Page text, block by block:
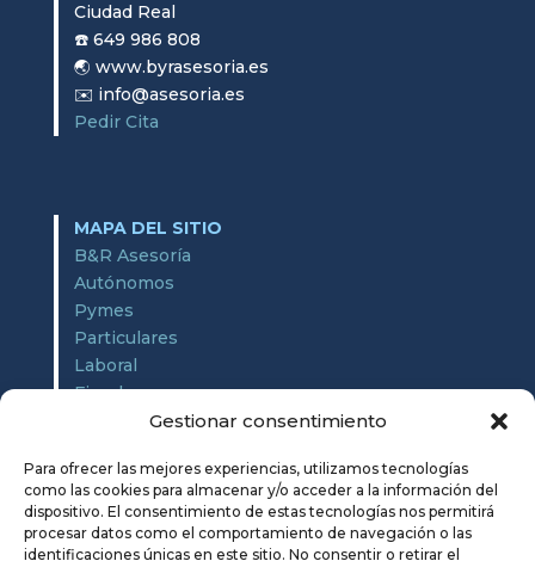
Gestionar consentimiento
Para ofrecer las mejores experiencias, utilizamos tecnologías
como las cookies para almacenar y/o acceder a la información del
dispositivo. El consentimiento de estas tecnologías nos permitirá
procesar datos como el comportamiento de navegación o las
identificaciones únicas en este sitio. No consentir o retirar el
Ciudad Real
☎️ 649 986 808
🌏 www.byrasesoria.es
✉️ info@asesoria.es
Pedir Cita
MAPA DEL SITIO
B&R Asesoría
Autónomos
Pymes
Particulares
Laboral
Fiscal
Contable
Noticias
Contacto